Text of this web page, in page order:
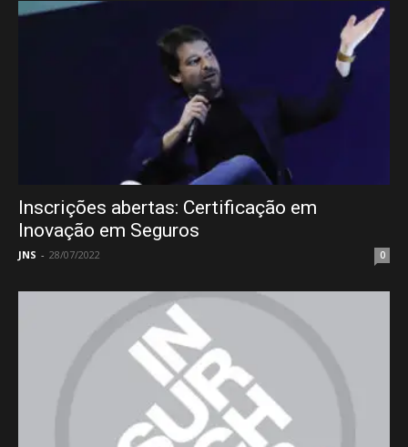
Inscrições abertas: Certificação em
Inovação em Seguros
JNS - 28/07/2022 0